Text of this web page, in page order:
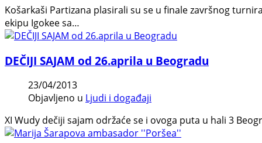
Košarkaši Partizana plasirali su se u finale završnog
ekipu Igokee sa…
DEČIJI SAJAM od 26.aprila u Beogradu
23/04/2013
Objavljeno u Ljudi i događaji
XI Wudy dečiji sajam održaće se i ovoga puta u hali 3